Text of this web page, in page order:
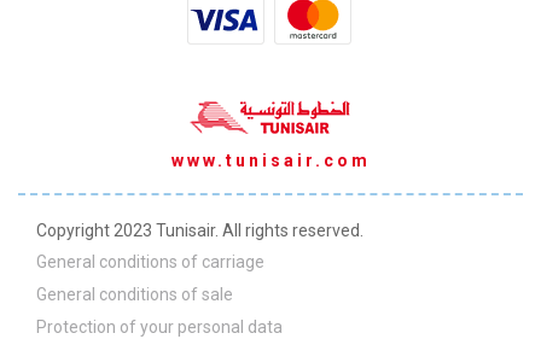
www.tunisair.com
Copyright 2023 Tunisair. All rights reserved.
General conditions of carriage
General conditions of sale
Protection of your personal data